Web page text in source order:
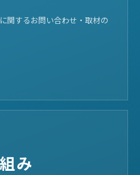
関するお問い合わせ・取材の
み